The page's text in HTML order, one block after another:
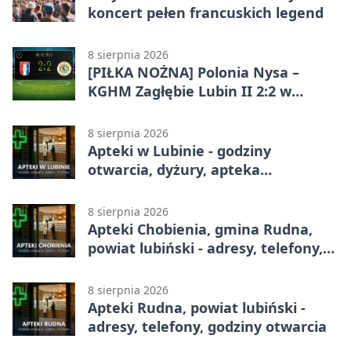
koncert pełen francuskich legend
8 sierpnia 2026
[PIŁKA NOŻNA] Polonia Nysa –
KGHM Zagłębie Lubin II 2:2 w
8 sierpnia 2026
Apteki w Lubinie - godziny
otwarcia, dyżury, apteka
8 sierpnia 2026
Apteki Chobienia, gmina Rudna,
powiat lubiński - adresy, telefony,
8 sierpnia 2026
Apteki Rudna, powiat lubiński -
adresy, telefony, godziny otwarcia